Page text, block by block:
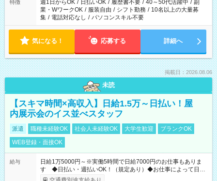
特徴 週1日からOK / 日払いOK / 履歴書不要 / 40～50代活躍中 / 副
業・WワークOK / 服装自由 / シフト勤務 / 10名以上の大量募
集 / 電話対応なし / パソコンスキル不要
気になる！ 応募する 詳細へ
掲載日：2026.08.06
未読
【スキマ時間×高収入】日給1.5万～日払い！屋
内展示会のイス並べスタッフ
派遣 職種未経験OK 社会人未経験OK 大学生歓迎
ブランクOK
WEB登録・面接OK
給与
日給1万5000円～※実働5時間で日給7000円のお仕事もありま
す ◆日払い・週払いOK！（規定あり）◆お仕事によって日給
も異なります